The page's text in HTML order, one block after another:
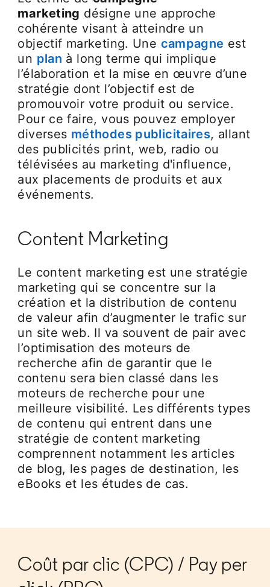
marketing désigne une approche
cohérente visant à atteindre un
objectif marketing. Une campagne est
un plan à long terme qui implique
l’élaboration et la mise en œuvre d’une
stratégie dont l’objectif est de
promouvoir votre produit ou service.
Pour ce faire, vous pouvez employer
diverses méthodes publicitairesopens in
, allant
des publicités print, web, radio ou
télévisées au marketing d'influence,
aux placements de produits et aux
événements.
Content Marketing
Le content marketing est une stratégie
marketing qui se concentre sur la
création et la distribution de contenu
de valeur afin d’augmenter le trafic sur
un site web. Il va souvent de pair avec
l’optimisation des moteurs de
recherche afin de garantir que le
contenu sera bien classé dans les
moteurs de recherche pour une
meilleure visibilité. Les différents types
de contenu qui entrent dans une
stratégie de content marketing
comprennent notamment les articles
de blog, les pages de destination, les
eBooks et les études de cas.
Coût par clic (CPC) / Pay per